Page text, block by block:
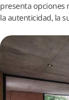
presenta opciones
la autenticidad, la